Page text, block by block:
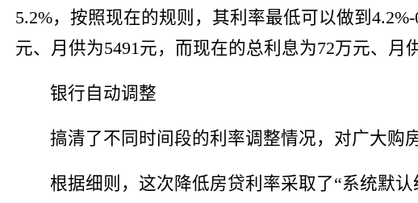
5.2%，按照现在的规则，其利率最低可以做到
元、月供为5491元，而现在的总利息为72万元、月
银行自动调整
搞清了不同时间段的利率调整情况，对广大购
根据细则，这次降低房贷利率采取了“系统默